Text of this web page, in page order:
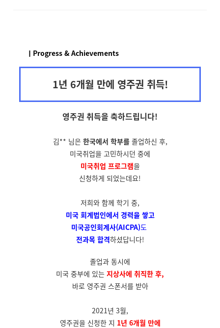
ㅣProgress & Achievements
1년 6개월 만에 영주권 취득!
영주권 취득을 축하드립니다!
김** 님은 한국에서 학부를졸업하신 후,
미국취업을 고민하시던 중에
미국취업 프로그램을
신청하게 되었는데요!
저희와 함께 학기 중,
미국 회계법인에서 경력을 쌓고
미국공인회계사(AICPA)도
전과목 합격하셨답니다!
졸업과 동시에
미국 중부에 있는 지상사에 취직한 후,
바로 영주권 스폰서를 받아
2021년 3월,
영주권을 신청한 지 1년 6개월 만에